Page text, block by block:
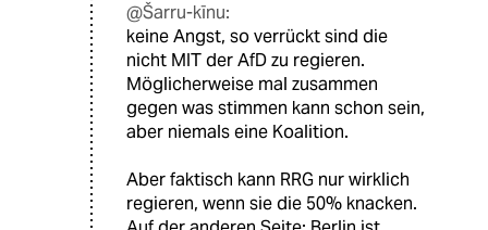
@Šarru-kīnu:
keine Angst, so verrückt sind die
nicht MIT der AfD zu regieren.
Möglicherweise mal zusammen
gegen was stimmen kann schon sein,
aber niemals eine Koalition.
Aber faktisch kann RRG nur wirklich
regieren, wenn sie die 50% knacken.